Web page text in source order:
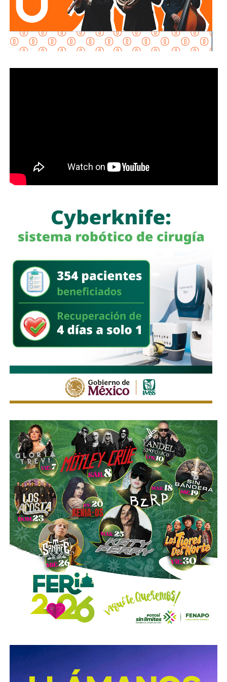
Galindo reconoció que
le genera tristeza observar
actualmente las condiciones del lugar,pues aseguró
que el espacio se encuentra abandonado y que inclusoel
Ayuntamiento no ha podido ingresar para realizar
personalmente algunas de las condiciones ambientales
que fueron señaladas durante la defensa del predio.
“Realmente eso del bosque y tal, lo que dijeron, realmente
A diferencia de Puerta de Piedra,el resto de los bienes
contemplados en la subasta avanzaron tras superar
los procedimientos jurídicos.Galindo informó que los
recursos obtenidos, que ascienden a más de635
millones de pesos,ya están en las arcas municipales o
se encuentran ingresando conforme a los plazos
establecidos.
Estos recursos serán destinados a distintos proyectos de
infraestructura, entre ellos El Saucito y la salida a
Guadalajara, además de otras obras municipales.
Ayuntamiento ha logrado superar las distintas
controversias jurídicas que surgieron alrededor de la
subasta, mientras que Puerta de Piedra quedó fuera por
decisión de la administración municipal de respetar la
postura de los vecinos.
También lee:El Saucito está contra reloj; Galindo analiza
posponer la obra